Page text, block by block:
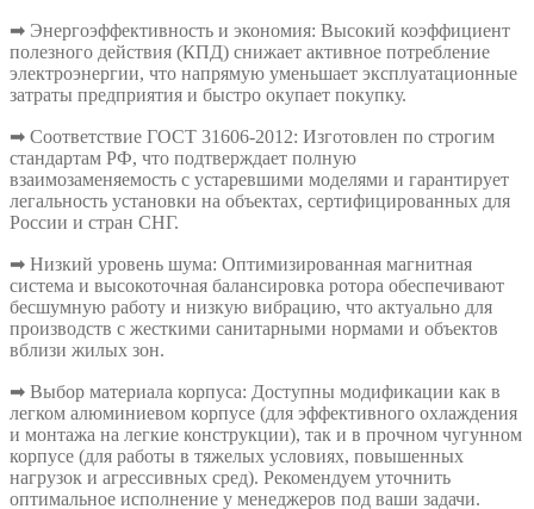
➡ Энергоэффективность и экономия: Высокий коэффициент
полезного действия (КПД) снижает активное потребление
электроэнергии, что напрямую уменьшает эксплуатационные
затраты предприятия и быстро окупает покупку.
➡ Соответствие ГОСТ 31606-2012: Изготовлен по строгим
стандартам РФ, что подтверждает полную
взаимозаменяемость с устаревшими моделями и гарантирует
легальность установки на объектах, сертифицированных для
России и стран СНГ.
➡ Низкий уровень шума: Оптимизированная магнитная
система и высокоточная балансировка ротора обеспечивают
бесшумную работу и низкую вибрацию, что актуально для
производств с жесткими санитарными нормами и объектов
вблизи жилых зон.
➡ Выбор материала корпуса: Доступны модификации как в
легком алюминиевом корпусе (для эффективного охлаждения
и монтажа на легкие конструкции), так и в прочном чугунном
корпусе (для работы в тяжелых условиях, повышенных
нагрузок и агрессивных сред). Рекомендуем уточнить
оптимальное исполнение у менеджеров под ваши задачи.